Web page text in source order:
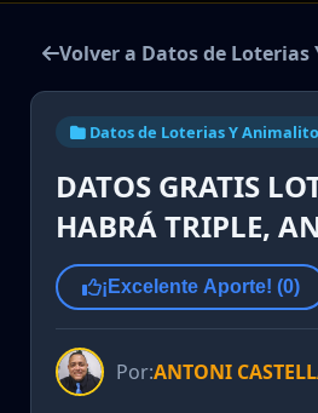
Volver a Datos de
Datos de Loterias Y
DATOS GRATIS
HABRÁ TRIPLE,
¡Excelente Aporte! (0)
Por:ANTONI